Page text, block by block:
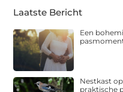
Laatste Bericht
Een
Nestkast
praktische